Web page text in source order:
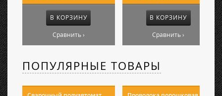
В КОРЗИНУ
Сравнить ›
В КОРЗИНУ
Сравнить ›
ПОПУЛЯРНЫЕ ТОВАРЫ